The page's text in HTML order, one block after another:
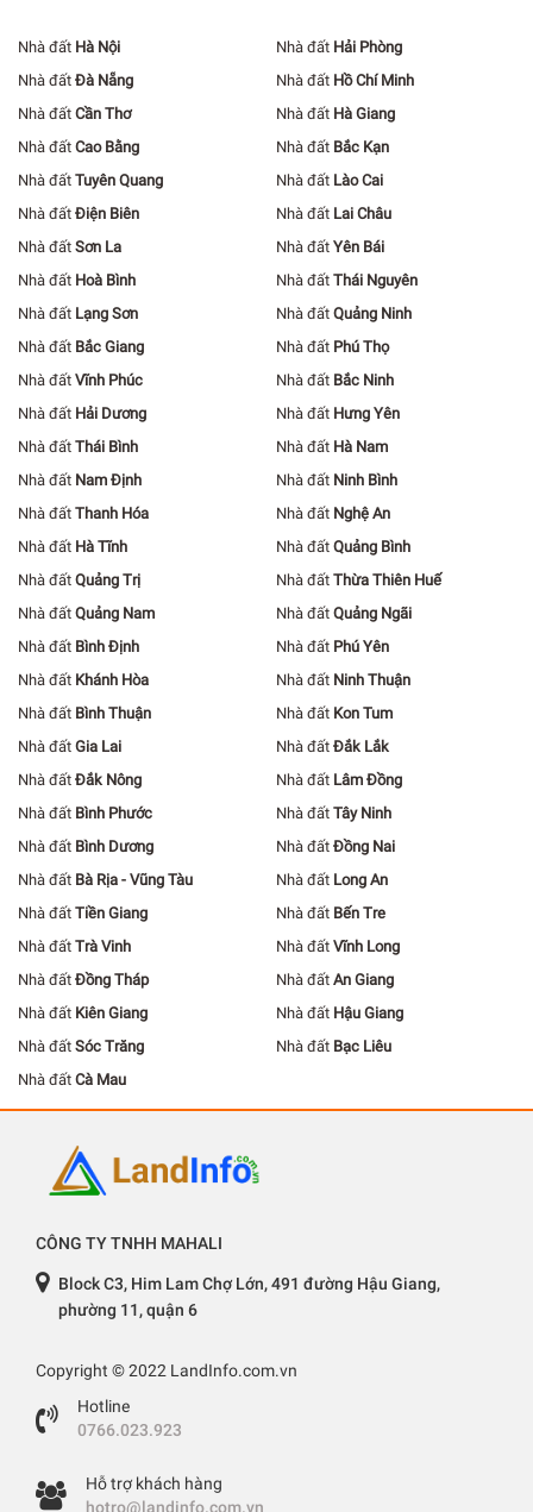
Nhà đất Hà Nội Nhà đất Hải Phòng
Nhà đất Đà Nẵng Nhà đất Hồ Chí Minh
Nhà đất Cần Thơ Nhà đất Hà Giang
Nhà đất Cao Bằng Nhà đất Bắc Kạn
Nhà đất Tuyên Quang Nhà đất Lào Cai
Nhà đất Điện Biên Nhà đất Lai Châu
Nhà đất Sơn La Nhà đất Yên Bái
Nhà đất Hoà Bình Nhà đất Thái Nguyên
Nhà đất Lạng Sơn Nhà đất Quảng Ninh
Nhà đất Bắc Giang Nhà đất Phú Thọ
Nhà đất Vĩnh Phúc Nhà đất Bắc Ninh
Nhà đất Hải Dương Nhà đất Hưng Yên
Nhà đất Thái Bình Nhà đất Hà Nam
Nhà đất Nam Định Nhà đất Ninh Bình
Nhà đất Thanh Hóa Nhà đất Nghệ An
Nhà đất Hà Tĩnh Nhà đất Quảng Bình
Nhà đất Quảng Trị Nhà đất Thừa Thiên Huế
Nhà đất Quảng Nam Nhà đất Quảng Ngãi
Nhà đất Bình Định Nhà đất Phú Yên
Nhà đất Khánh Hòa Nhà đất Ninh Thuận
Nhà đất Bình Thuận Nhà đất Kon Tum
Nhà đất Gia Lai Nhà đất Đắk Lắk
Nhà đất Đắk Nông Nhà đất Lâm Đồng
Nhà đất Bình Phước Nhà đất Tây Ninh
Nhà đất Bình Dương Nhà đất Đồng Nai
Nhà đất Bà Rịa - Vũng Tàu Nhà đất Long An
Nhà đất Tiền Giang Nhà đất Bến Tre
Nhà đất Trà Vinh Nhà đất Vĩnh Long
Nhà đất Đồng Tháp Nhà đất An Giang
Nhà đất Kiên Giang Nhà đất Hậu Giang
Nhà đất Sóc Trăng Nhà đất Bạc Liêu
Nhà đất Cà Mau
CÔNG TY TNHH MAHALI
Block C3, Him Lam Chợ Lớn, 491 đường Hậu Giang,
phường 11, quận 6
Copyright © 2022 LandInfo.com.vn
Hotline
0766.023.923
Hỗ trợ khách hàng
hotro@landinfo.com.vn